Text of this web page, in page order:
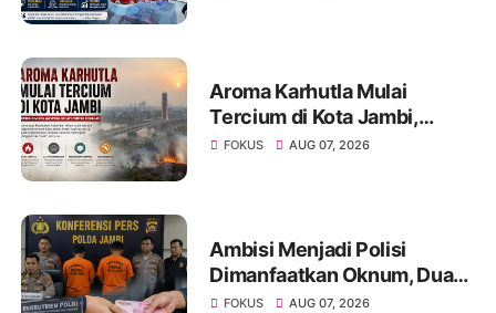
Aroma Karhutla Mulai
Tercium di Kota Jambi,
Warga Diminta Waspada
FOKUS AUG 07, 2026
Ambisi Menjadi Polisi
Dimanfaatkan Oknum, Dua
Anggota Polda Jambi Diduga
FOKUS AUG 07, 2026